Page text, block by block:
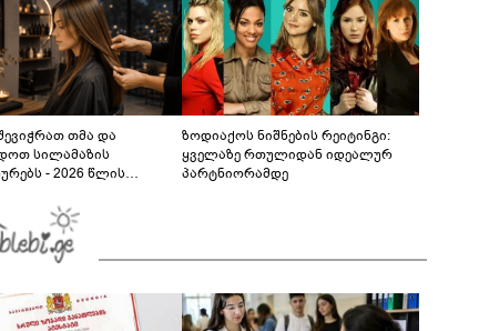
თმა და
სილამაზის
- 2026 წლის
ზოდიაქოს ნიშნების რეიტინგი:
ყველაზე რთულიდან იდეალურ
პარტნიორამდე